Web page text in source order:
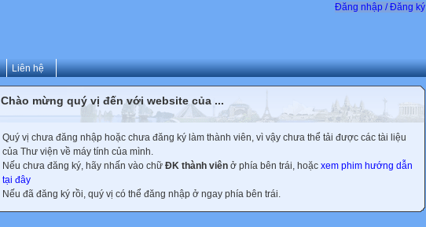
Đăng nhập / Đăng ký
Liên hệ
Chào mừng quý vị đến với website của ...
Quý vị chưa đăng nhập hoặc chưa đăng ký làm thành viên, vì vậy chưa thể tải được các tài liệu
của Thư viện về máy tính của mình.
Nếu chưa đăng ký, hãy nhấn vào chữ ĐK thành viên ở phía bên trái, hoặc xem phim hướng dẫn
tại đây
Nếu đã đăng ký rồi, quý vị có thể đăng nhập ở ngay phía bên trái.